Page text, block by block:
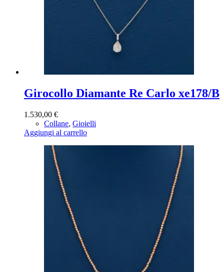
Girocollo Diamante Re Carlo xe178/B
1.530,00 €
Collane, Gioielli
Aggiungi al carrello